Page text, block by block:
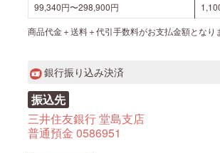
99,340円〜298,900円
商品代金＋送料＋代引手数料がお支払金額となり
銀行振り込み決済
振込先
三井住友銀行 堂島支店
普通預金 0586951